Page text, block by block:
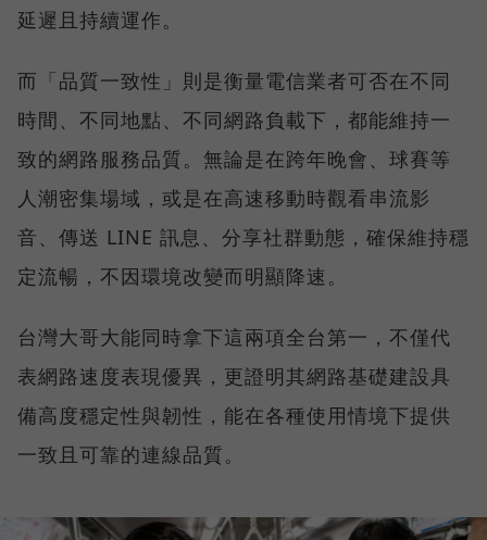
延遲且持續運作。
而「品質一致性」則是衡量電信業者可否在不同
時間、不同地點、不同網路負載下，都能維持一
致的網路服務品質。無論是在跨年晚會、球賽等
人潮密集場域，或是在高速移動時觀看串流影
音、傳送 LINE 訊息、分享社群動態，確保維持穩
定流暢，不因環境改變而明顯降速。
台灣大哥大能同時拿下這兩項全台第一，不僅代
表網路速度表現優異，更證明其網路基礎建設具
備高度穩定性與韌性，能在各種使用情境下提供
一致且可靠的連線品質。